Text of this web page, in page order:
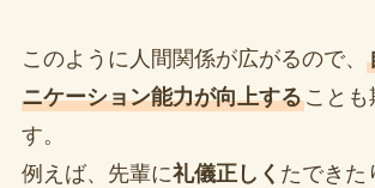
このように人間関係が広がるので、
ニケーション能力が向上することも
す。
例えば、先輩に礼儀正しく たできた